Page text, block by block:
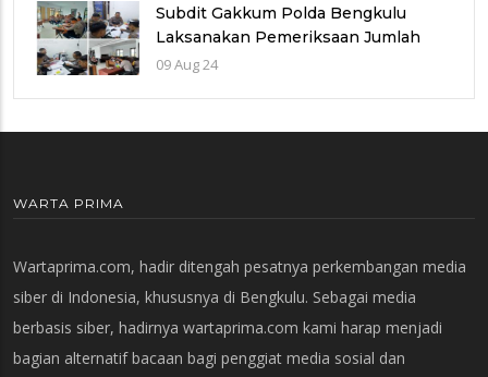
Subdit Gakkum Polda Bengkulu
Laksanakan Pemeriksaan Jumlah
Laka Lantas di Polres Benteng
09 Aug 24
WARTA PRIMA
Wartaprima.com, hadir ditengah pesatnya perkembangan media
siber di Indonesia, khususnya di Bengkulu. Sebagai media
berbasis siber, hadirnya wartaprima.com kami harap menjadi
bagian alternatif bacaan bagi penggiat media sosial dan